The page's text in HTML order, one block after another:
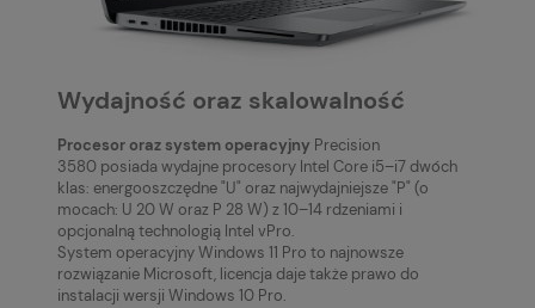
Wydajność oraz skalowalność
Procesor oraz system operacyjny Precision
3580 posiada wydajne procesory Intel Core i5–i7 dwóch
klas: energooszczędne "U" oraz najwydajniejsze "P" (o
mocach: U 20 W oraz P 28 W) z 10–14 rdzeniami i
opcjonalną technologią Intel vPro.
System operacyjny Windows 11 Pro to najnowsze
rozwiązanie Microsoft, licencja daje także prawo do
instalacji wersji Windows 10 Pro.